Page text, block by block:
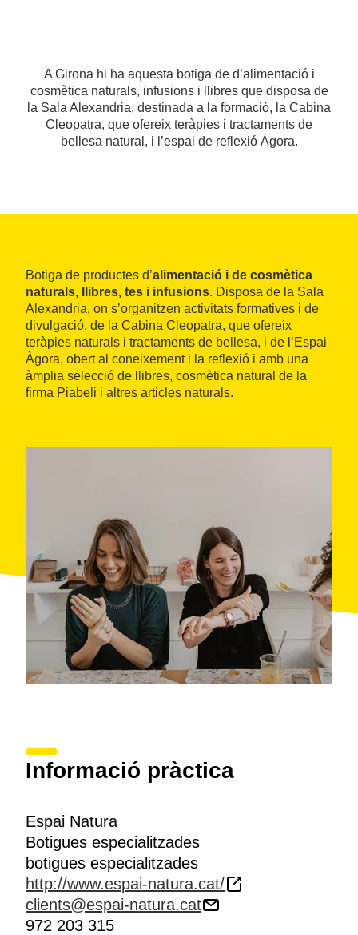
A Girona hi ha aquesta botiga de d’alimentació i
cosmètica naturals, infusions i llibres que disposa de
la Sala Alexandria, destinada a la formació, la Cabina
Cleopatra, que ofereix teràpies i tractaments de
bellesa natural, i l’espai de reflexió Àgora.
Botiga de productes d’alimentació i de cosmètica
naturals, llibres, tes i infusions. Disposa de la Sala
Alexandria, on s’organitzen activitats formatives i de
divulgació, de la Cabina Cleopatra, que ofereix
teràpies naturals i tractaments de bellesa, i de l’Espai
Àgora, obert al coneixement i la reflexió i amb una
àmplia selecció de llibres, cosmètica natural de la
firma Piabeli i altres articles naturals.
Informació pràctica
Espai Natura
Botigues especialitzades
botigues especialitzades
http://www.espai-natura.cat/
clients@espai-natura.cat
972 203 315